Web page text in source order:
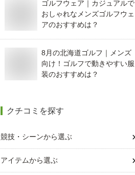
ゴルフウェア｜カジュアルで
おしゃれなメンズゴルフウェ
アのおすすめは？
8月の北海道ゴルフ｜メンズ
向け！ゴルフで動きやすい服
装のおすすめは？
クチコミを探す
競技・シーンから選ぶ
アイテムから選ぶ